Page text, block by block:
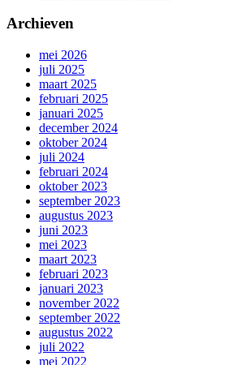
Archieven
mei 2026
juli 2025
maart 2025
februari 2025
januari 2025
december 2024
oktober 2024
juli 2024
februari 2024
oktober 2023
september 2023
augustus 2023
juni 2023
mei 2023
maart 2023
februari 2023
januari 2023
november 2022
september 2022
augustus 2022
juli 2022
mei 2022